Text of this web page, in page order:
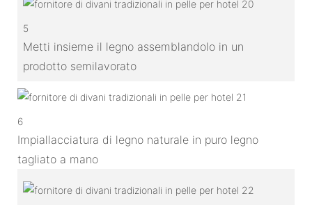
5
Metti insieme il legno assemblandolo in un
prodotto semilavorato
6
Impiallacciatura di legno naturale in puro legno
tagliato a mano